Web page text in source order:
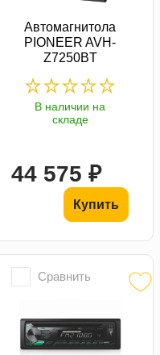
Автомагнитола
PIONEER AVH-
Z7250BT
В наличии на
складе
44 575 ₽
Купить
Сравнить